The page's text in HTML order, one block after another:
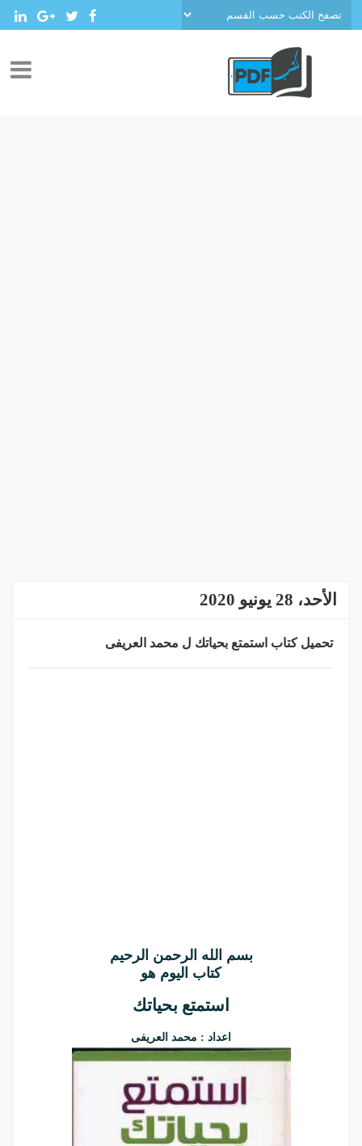
الأحد، 28 يونيو 2020
تحميل كتاب استمتع بحياتك ل محمد العريفى
بسم الله الرحمن الرحيم
كتاب اليوم هو
استمتع بحياتك
اعداد : محمد العريفى